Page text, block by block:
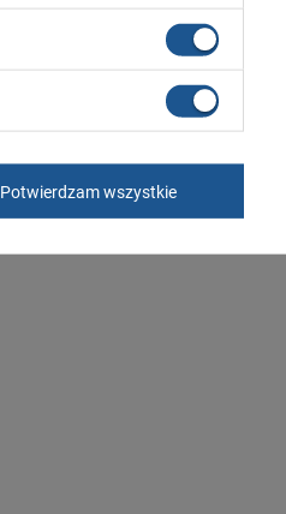
Potwierdzam wszystkie